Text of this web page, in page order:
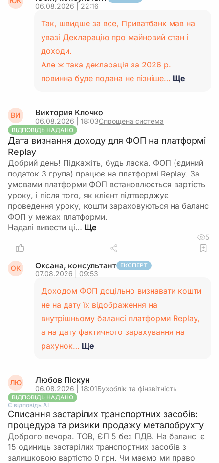
06.08.2026 | 22:16
Так, швидше за все, Приватбанк мав на
увазі Декларацію про майновий стан і
доходи.
Але ж така декларація за 2026 р.
повинна буде подана не пізніше… Ще
ВИ Виктория Клочко
06.08.2026 | 18:03Спрощена система
ВІДПОВІДЬ НАДАНО
Дата визнання доходу для ФОП на платформі
Replay
Добрий день! Підкажіть, будь ласка. ФОП (єдиний
податок 3 група) працює на платформі Replay. За
умовами платформи ФОП встановлюється вартість
уроку, і після того, як клієнт підтверджує
проведення уроку, кошти зараховуються на баланс
ФОП у межах платформи.
Надалі вивести ці…
5
ОК Оксана, консультант ЕКСПЕРТ
07.08.2026 | 09:53
Доходом ФОП доцільно визнавати кошти
не на дату їх відображення на
внутрішньому балансі платформи Replay,
а на дату фактичного зарахування на
рахунок… Ще
ЛЮ Любов Піскун
06.08.2026 | 18:01Бухоблік та фінзвітність
ВІДПОВІДЬ НАДАНО
Є відповідь АІ
Списання застарілих транспортних засобів:
процедура та ризики продажу металобрухту
Доброго вечора. ТОВ, ЄП 5 без ПДВ. На балансі є
15 одиниць застарілих транспортних засобів з
залишковою вартістю 0 грн. Чи маємо ми право